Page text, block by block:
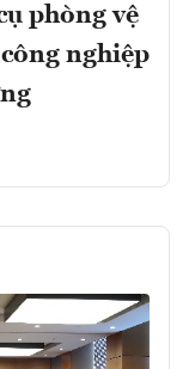
phòng vệ
nghiệp